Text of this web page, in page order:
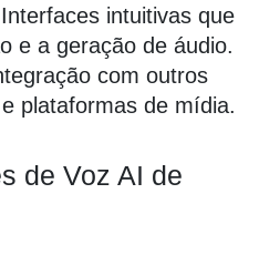
Interfaces intuitivas que
e a geração de áudio.
com outros
plataformas de mídia.
de Voz AI de